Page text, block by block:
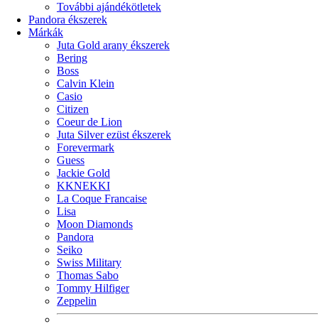
További ajándékötletek
Pandora ékszerek
Márkák
Juta Gold arany ékszerek
Bering
Boss
Calvin Klein
Casio
Citizen
Coeur de Lion
Juta Silver ezüst ékszerek
Forevermark
Guess
Jackie Gold
KKNEKKI
La Coque Francaise
Lisa
Moon Diamonds
Pandora
Seiko
Swiss Military
Thomas Sabo
Tommy Hilfiger
Zeppelin